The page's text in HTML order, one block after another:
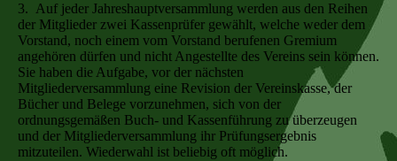
3. Auf jeder Jahreshauptversammlung werden aus den Reihen
der Mitglieder zwei Kassenprüfer gewählt, welche weder dem
Vorstand, noch einem vom Vorstand berufenen Gremium
angehören dürfen und nicht Angestellte des Vereins sein können.
Sie haben die Aufgabe, vor der nächsten
Mitgliederversammlung eine Revision der Vereinskasse, der
Bücher und Belege vorzunehmen, sich von der
ordnungsgemäßen Buch- und Kassenführung zu überzeugen
und der Mitgliederversammlung ihr Prüfungsergebnis
mitzuteilen. Wiederwahl ist beliebig oft möglich.